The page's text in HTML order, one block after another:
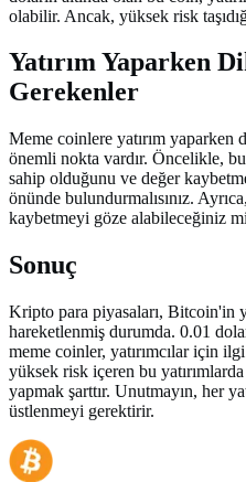
olabilir. Ancak, yüksek risk
Yatırım Yaparken
Gerekenler
Meme coinlere yatırım yaparken
önemli nokta vardır. Öncelikle,
sahip olduğunu ve değer
önünde bulundurmalısınız.
kaybetmeyi göze alabileceğiniz
Sonuç
Kripto para piyasaları, Bitcoin'in
hareketlenmiş durumda. 0.01
meme coinler, yatırımcılar için
yüksek risk içeren bu
yapmak şarttır. Unutmayın, her
üstlenmeyi gerektirir.